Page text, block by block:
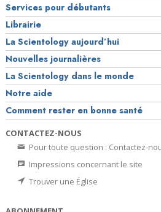
Services pour débutants
Librairie
La Scientology aujourd’hui
Nouvelles journalières
La Scientology dans le monde
Notre aide
Comment rester en bonne santé
CONTACTEZ-NOUS
Pour toute question : Contactez-
Impressions concernant le site
Trouver une Église